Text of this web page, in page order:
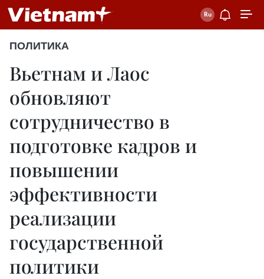
ПОЛИТИКА
Вьетнам и Лаос
обновляют
сотрудничество в
подготовке кадров и
повышении
эффективности
реализации
государственной
политики